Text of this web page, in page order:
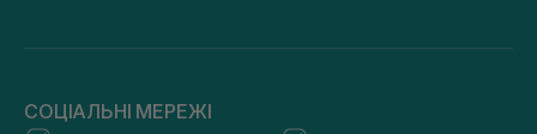
СОЦІАЛЬНІ МЕРЕЖІ